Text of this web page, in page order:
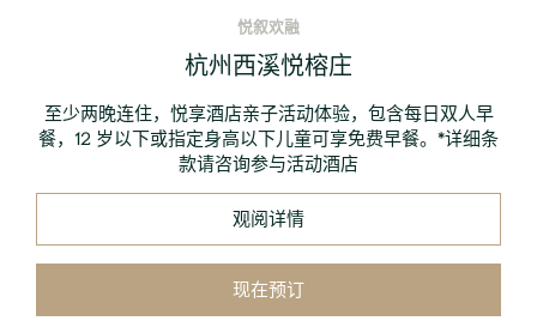
悦叙欢融
杭州西溪悦榕庄
至少两晚连住，悦享酒店亲子活动体验，包含每日双人早
餐，12 岁以下或指定身高以下儿童可享免费早餐。*详细条
款请咨询参与活动酒店
观阅详情
现在预订